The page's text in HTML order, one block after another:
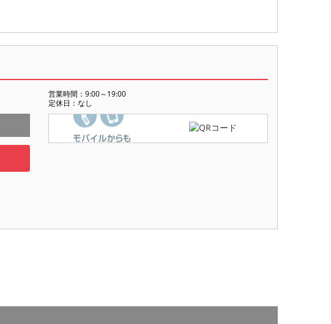
営業時間：9:00～19:00
定休日：なし